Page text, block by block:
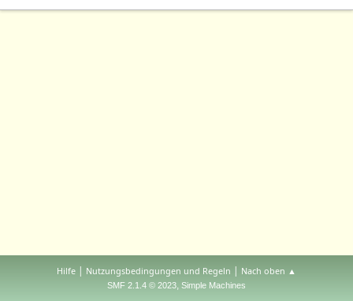
Hilfe | Nutzungsbedingungen und Regeln | Nach oben ▲
SMF 2.1.4 © 2023, Simple Machines